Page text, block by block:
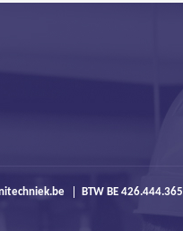
BTW BE 426.444.365